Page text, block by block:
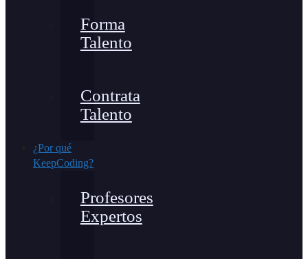
Forma
Talento
Contrata
Talento
¿Por qué
KeepCoding?
Profesores
Expertos